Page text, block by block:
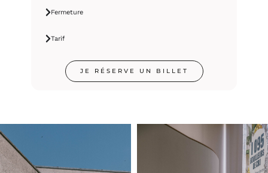
Fermeture
Tarif
JE RÉSERVE UN BILLET